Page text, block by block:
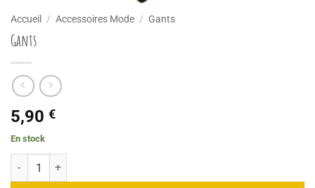
Accueil / Accessoires Mode / Gants
Gants
5,90 €
En stock